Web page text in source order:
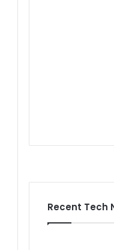
Recent Tech